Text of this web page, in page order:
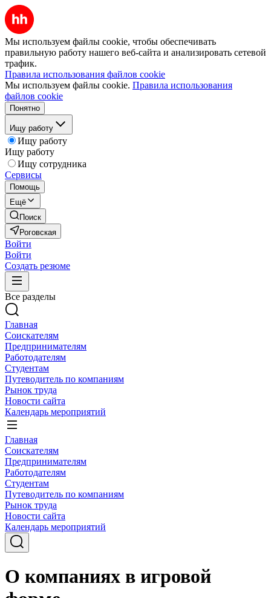
Мы используем файлы cookie, чтобы обеспечивать
правильную работу нашего веб-сайта и анализировать сетевой
трафик.
Правила использования файлов cookie
Мы используем файлы cookie. Правила использования
файлов cookie
Понятно
Ищу работу
Ищу работу
Ищу работу
Ищу сотрудника
Сервисы
Помощь
Ещё
Поиск
Роговская
Войти
Войти
Создать резюме
Все разделы
Главная
Соискателям
Предпринимателям
Работодателям
Студентам
Путеводитель по компаниям
Рынок труда
Новости сайта
Календарь мероприятий
Главная
Соискателям
Предпринимателям
Работодателям
Студентам
Путеводитель по компаниям
Рынок труда
Новости сайта
Календарь мероприятий
О компаниях в игровой